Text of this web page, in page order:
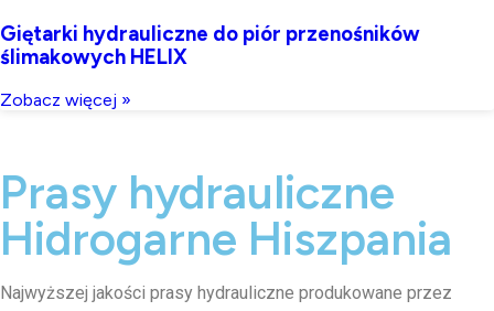
Giętarki hydrauliczne do piór przenośników
ślimakowych HELIX
Zobacz więcej »
Prasy hydrauliczne
Hidrogarne Hiszpania
Najwyższej jakości prasy hydrauliczne produkowane przez